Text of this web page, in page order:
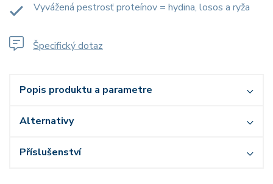
Vyvážená pestrosť proteínov = hydina, losos a ryža
Špecifický dotaz
Popis produktu a parametre
Alternativy
Příslušenství